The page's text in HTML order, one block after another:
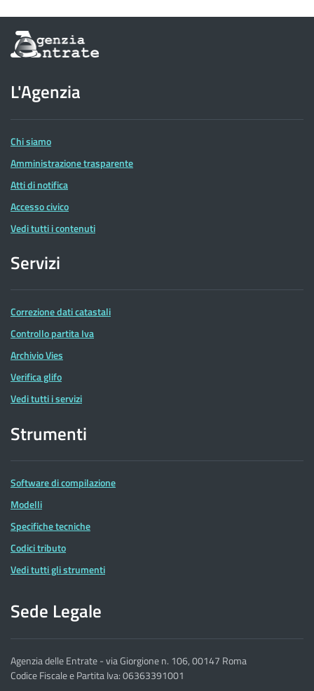
Informazioni
sul
dell'Agenzia
delle
Entrate
L'Agenzia
Chi siamo
Amministrazione trasparente
Atti di notifica
Accesso civico
Vedi tutti i contenuti
Servizi
Correzione dati catastali
Controllo partita Iva
Archivio Vies
Verifica glifo
Vedi tutti i servizi
Strumenti
Software di compilazione
Modelli
Specifiche tecniche
Codici tributo
Vedi tutti gli strumenti
Sede Legale
Agenzia delle Entrate - via Giorgione n. 106, 00147 Roma
Codice Fiscale e Partita Iva: 06363391001